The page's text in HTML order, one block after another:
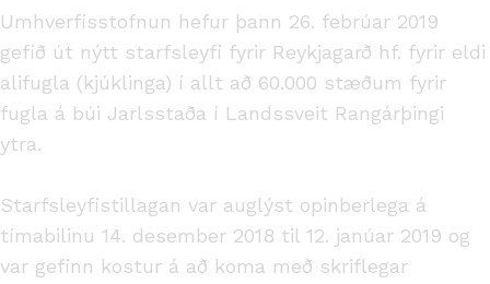
Umhverfisstofnun hefur þann 26. febrúar 2019
gefið út nýtt starfsleyfi fyrir Reykjagarð hf. fyrir eldi
alifugla (kjúklinga) í allt að 60.000 stæðum fyrir
fugla á búi Jarlsstaða í Landssveit Rangárþingi
ytra.
Starfsleyfistillagan var auglýst opinberlega á
tímabilinu 14. desember 2018 til 12. janúar 2019 og
var gefinn kostur á að koma með skriflegar